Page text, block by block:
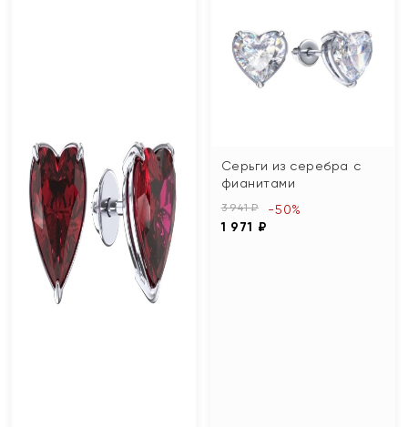
Серьги из серебра с
фианитами
3 941 ₽
1 971 ₽
-50%